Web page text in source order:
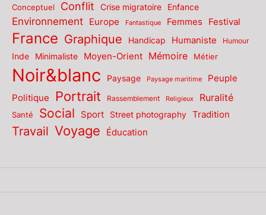
Conceptuel Conflit Crise migratoire Enfance
Environnement Europe Fantastique Femmes Festival
France Graphique Handicap Humaniste Humour
Inde Minimaliste Moyen-Orient Mémoire Métier
Noir&blanc Paysage Paysage maritime Peuple
Politique Portrait Rassemblement Religieux Ruralité
Santé Social Sport Street photography Tradition
Travail Voyage Éducation